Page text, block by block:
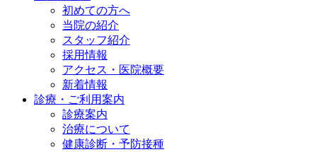
初めての方へ
当院の紹介
スタッフ紹介
採用情報
アクセス・医院概要
新着情報
診療・ご利用案内
診療案内
治療について
健康診断・予防接種